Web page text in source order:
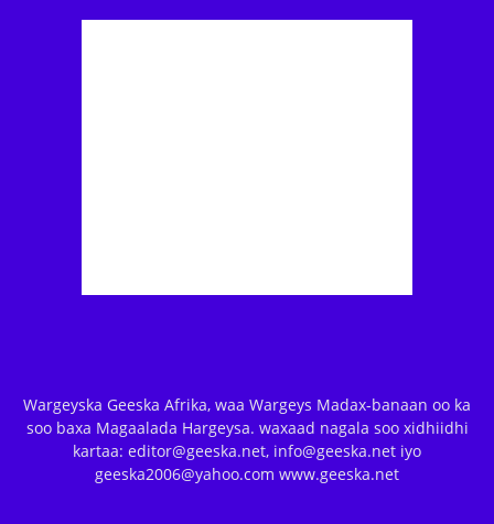
Wargeyska Geeska Afrika, waa Wargeys Madax-banaan oo ka
soo baxa Magaalada Hargeysa. waxaad nagala soo xidhiidhi
kartaa: editor@geeska.net, info@geeska.net iyo
geeska2006@yahoo.com www.geeska.net